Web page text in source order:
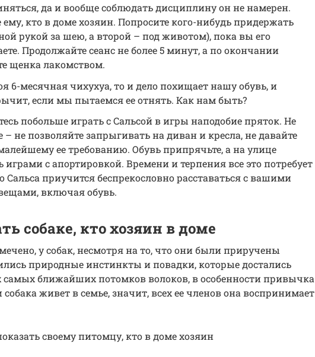
да и вообще соблюдать дисциплину он не намерен.
кто в доме хозяин. Попросите кого-нибудь придержать
рукой за шею, а второй – под животом), пока вы его
Продолжайте сеанс не более 5 минут, а по окончании
щенка лакомством.
6-месячная чихухуа, то и дело похищает нашу обувь, и
если мы пытаемся ее отнять. Как нам быть?
побольше играть с Сальсой в игры наподобие пряток. Не
– не позволяйте запрыгивать на диван и кресла, не давайте
ее требованию. Обувь припрячьте, а на улице
играми с апортировкой. Времени и терпения все это потребует
Сальса приучится беспрекословно расставаться с вашими
включая обувь.
собаке, кто хозяин в доме
у собак, несмотря на то, что они были приручены
природные инстинкты и повадки, которые достались
ближайших потомков волоков, в особенности привычка
живет в семье, значит, всех ее членов она воспринимает
своему питомцу, кто в доме хозяин